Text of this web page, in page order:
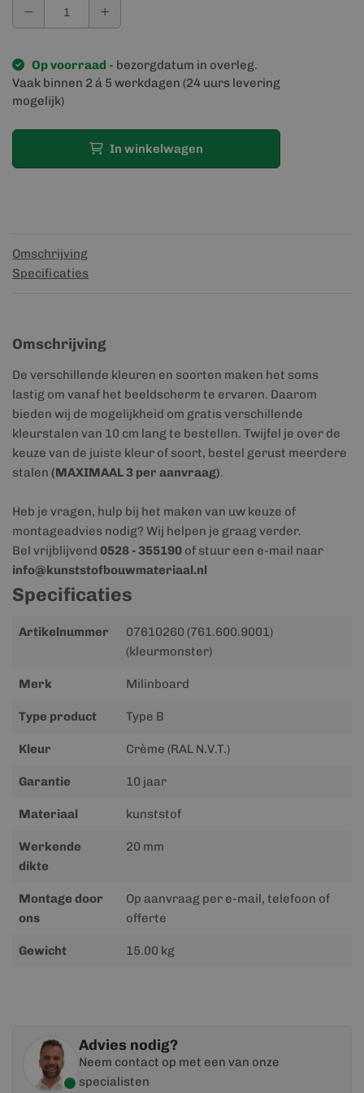
Op voorraad - bezorgdatum in overleg.
Vaak binnen 2 á 5 werkdagen (24 uurs levering
mogelijk)
In winkelwagen
Omschrijving
Specificaties
Omschrijving
De verschillende kleuren en soorten maken het soms
lastig om vanaf het beeldscherm te ervaren. Daarom
bieden wij de mogelijkheid om gratis verschillende
kleurstalen van 10 cm lang te bestellen. Twijfel je over de
keuze van de juiste kleur of soort, bestel gerust meerdere
stalen (MAXIMAAL 3 per aanvraag).
Heb je vragen, hulp bij het maken van uw keuze of
montageadvies nodig? Wij helpen je graag verder.
Bel vrijblijvend 0528 - 355190 of stuur een e-mail naar
info@kunststofbouwmateriaal.nl
Specificaties
Meer
Artikelnummer
07610260 (761.600.9001)
(kleurmonster)
Merk Milinboard
Type product Type B
Kleur Crème (RAL N.V.T.)
Garantie 10 jaar
Materiaal kunststof
Werkende
dikte
20 mm
Montage door
ons
Op aanvraag per e-mail, telefoon of
offerte
Gewicht 15.00 kg
Advies nodig?
Neem contact op met een van onze
specialisten